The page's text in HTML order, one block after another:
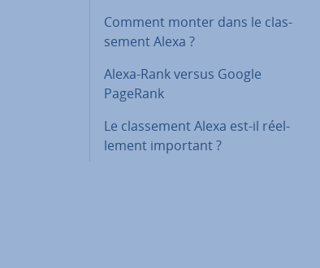
Comment monter dans le clas­
se­ment Alexa ?
Alexa-Rank versus Google
PageRank
Le clas­se­ment Alexa est-il réel­
le­ment important ?